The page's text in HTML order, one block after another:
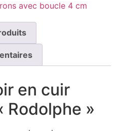
avec boucle 4 cm
en cuir
Rodolphe »